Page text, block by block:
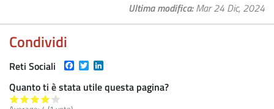
Ultima modifica Mar 24 Dic, 2024
Condividi
Reti Sociali Facebook
Twitter
Quanto ti è stata utile questa pagina?